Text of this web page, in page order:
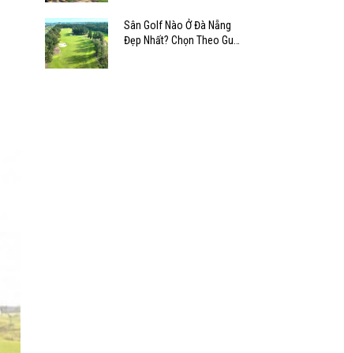
Sân Golf Nào Ở Đà Nẵng
Đẹp Nhất? Chọn Theo Gu